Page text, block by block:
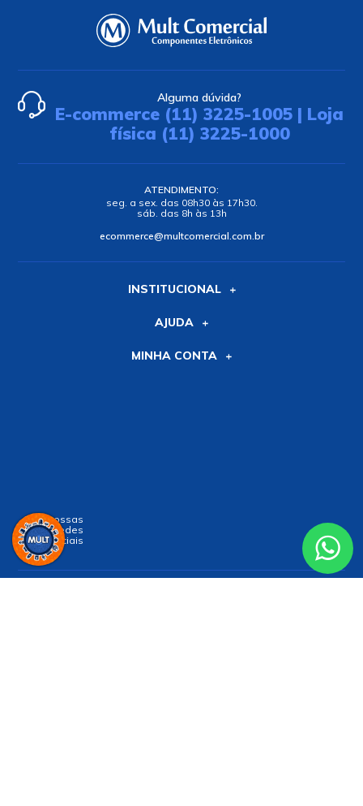
Alguma dúvida?
E-commerce (11) 3225-1005 | Loja
física (11) 3225-1000
ATENDIMENTO:
seg. a sex. das 08h30 às 17h30.
sáb. das 8h às 13h
ecommerce@multcomercial.com.br
INSTITUCIONAL
AJUDA
MINHA CONTA
Siga nossas
Redes
Sociais